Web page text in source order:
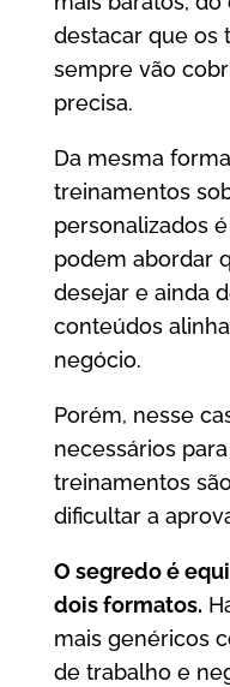
destacar que os
sempre vão
precisa.
Da mesma
treinamentos
personalizados
podem abordar
desejar e ainda
conteúdos
negócio.
Porém, nesse
necessários
treinamentos
dificultar a
O segredo é
dois formatos.
mais genéricos
de trabalho e